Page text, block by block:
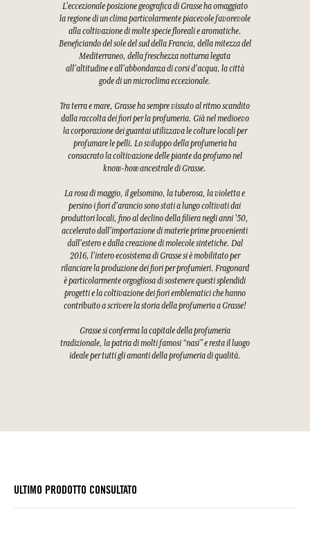
L'eccezionale posizione geografica di Grasse ha omaggiato
la regione di un clima particolarmente piacevole favorevole
alla coltivazione di molte specie floreali e aromatiche.
Beneficiando del sole del sud della Francia, della mitezza del
Mediterraneo, della freschezza notturna legata
all'altitudine e all'abbondanza di corsi d'acqua, la città
gode di un microclima eccezionale.
Tra terra e mare, Grasse ha sempre vissuto al ritmo scandito
dalla raccolta dei fiori per la profumeria. Già nel medioevo
la corporazione dei guantai utilizzava le colture locali per
profumare le pelli. Lo sviluppo della profumeria ha
consacrato la coltivazione delle piante da profumo nel
know-how ancestrale di Grasse.
La rosa di maggio, il gelsomino, la tuberosa, la violetta e
persino i fiori d'arancio sono stati a lungo coltivati dai
produttori locali, fino al declino della filiera negli anni '50,
accelerato dall'importazione di materie prime provenienti
dall'estero e dalla creazione di molecole sintetiche. Dal
2016, l'intero ecosistema di Grasse si è mobilitato per
rilanciare la produzione dei fiori per profumieri. Fragonard
è particolarmente orgogliosa di sostenere questi splendidi
progetti e la coltivazione dei fiori emblematici che hanno
contribuito a scrivere la storia della profumeria a Grasse!
Grasse si conferma la capitale della profumeria
tradizionale, la patria di molti famosi “nasi” e resta il luogo
ideale per tutti gli amanti della profumeria di qualità.
ULTIMO PRODOTTO CONSULTATO